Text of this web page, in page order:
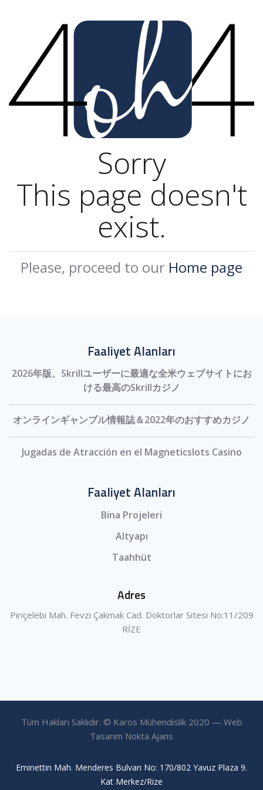
Sorry
This page doesn't
exist.
Please, proceed to our Home page
Faaliyet Alanları
2026年版、Skrillユーザーに最適な全米ウェブサイトにお
ける最高のSkrillカジノ
オンラインギャンブル情報誌＆2022年のおすすめカジノ
Jugadas de Atracción en el Magneticslots Casino
Faaliyet Alanları
Bina Projeleri
Altyapı
Taahhüt
Adres
Piriçelebi Mah. Fevzi Çakmak Cad. Doktorlar Sitesi No:11/209
RİZE
Tüm Hakları Saklıdır. © Karos Mühendislik 2020 — Web
Tasarım Nokta Ajans
Eminettin Mah. Menderes Bulvarı No: 170/802 Yavuz Plaza 9.
Kat Merkez/Rize